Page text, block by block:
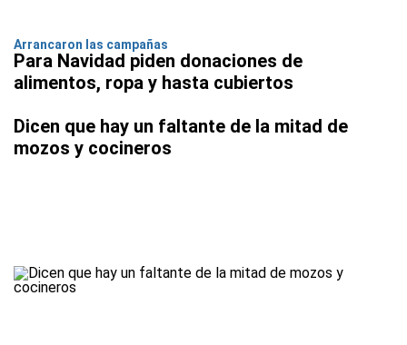
Arrancaron las campañas
Para Navidad piden donaciones de
alimentos, ropa y hasta cubiertos
Dicen que hay un faltante de la mitad de
mozos y cocineros